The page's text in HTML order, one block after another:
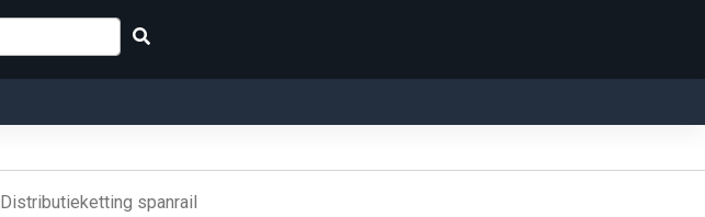
Distributieketting spanrail